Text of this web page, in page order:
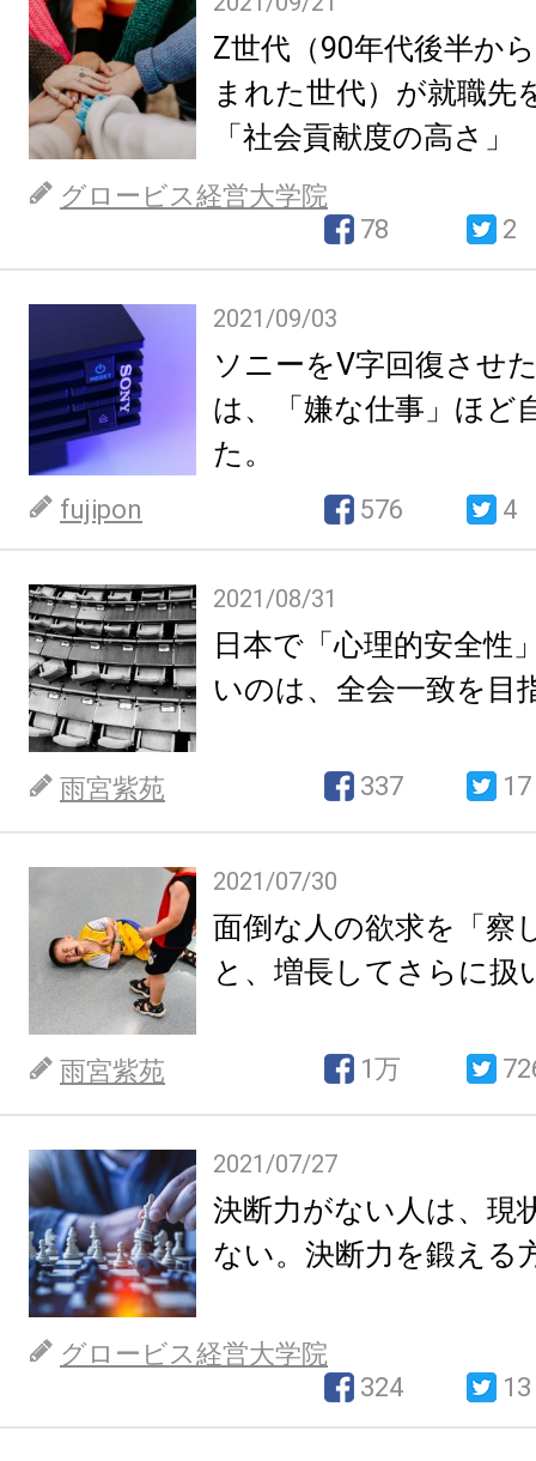
Z世代（90年代後半か
まれた世代）が就職先
「社会貢献度の高さ」
グロービス経営大学院
78
2
2021/09/03
ソニーをV字回復させ
は、「嫌な仕事」ほど
た。
fujipon 576 4
2021/08/31
日本で「心理的安全性
いのは、全会一致を目
雨宮紫苑 337 17
2021/07/30
面倒な人の欲求を「察
と、増長してさらに扱
雨宮紫苑 1万
2021/07/27
決断力がない人は、現
ない。決断力を鍛える
グロービス経営大学院
324
13